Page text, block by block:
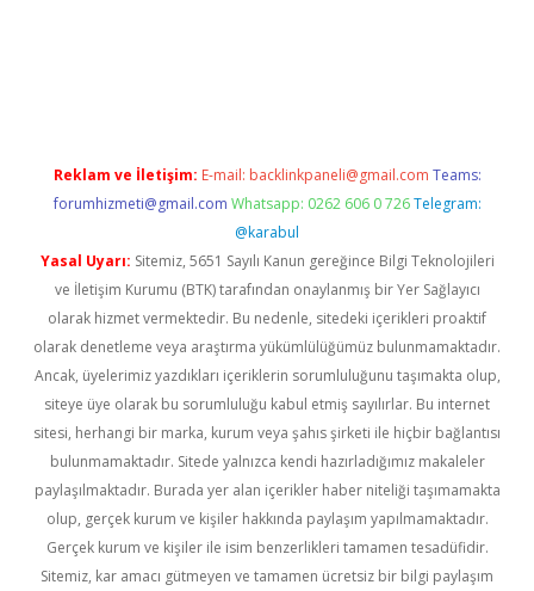
Reklam ve İletişim: E-mail: backlinkpaneli@gmail.com Teams:
forumhizmeti@gmail.com Whatsapp: 0262 606 0 726 Telegram:
@karabul
Yasal Uyarı: Sitemiz, 5651 Sayılı Kanun gereğince Bilgi Teknolojileri
ve İletişim Kurumu (BTK) tarafından onaylanmış bir Yer Sağlayıcı
olarak hizmet vermektedir. Bu nedenle, sitedeki içerikleri proaktif
olarak denetleme veya araştırma yükümlülüğümüz bulunmamaktadır.
Ancak, üyelerimiz yazdıkları içeriklerin sorumluluğunu taşımakta olup,
siteye üye olarak bu sorumluluğu kabul etmiş sayılırlar. Bu internet
sitesi, herhangi bir marka, kurum veya şahıs şirketi ile hiçbir bağlantısı
bulunmamaktadır. Sitede yalnızca kendi hazırladığımız makaleler
paylaşılmaktadır. Burada yer alan içerikler haber niteliği taşımamakta
olup, gerçek kurum ve kişiler hakkında paylaşım yapılmamaktadır.
Gerçek kurum ve kişiler ile isim benzerlikleri tamamen tesadüfidir.
Sitemiz, kar amacı gütmeyen ve tamamen ücretsiz bir bilgi paylaşım